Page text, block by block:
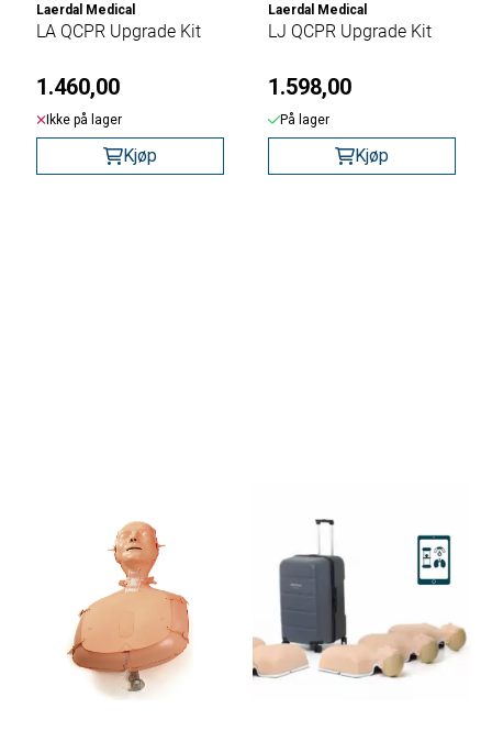
Laerdal Medical
LA QCPR Upgrade Kit
1.460,00
Ikke på lager
Kjøp
Laerdal Medical
LJ QCPR Upgrade Kit
1.598,00
På lager
Kjøp